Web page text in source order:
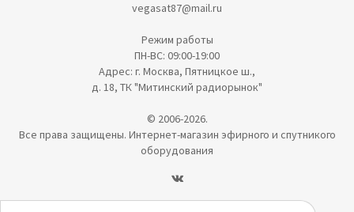
vegasat87@mail.ru
Режим работы
ПН-ВС: 09:00-19:00
Адрес: г. Москва, Пятницкое ш.,
д. 18, ТК "Митинский радиорынок"
© 2006-2026.
Все права защищены. Интернет-магазин эфирного и спутникого
оборудования